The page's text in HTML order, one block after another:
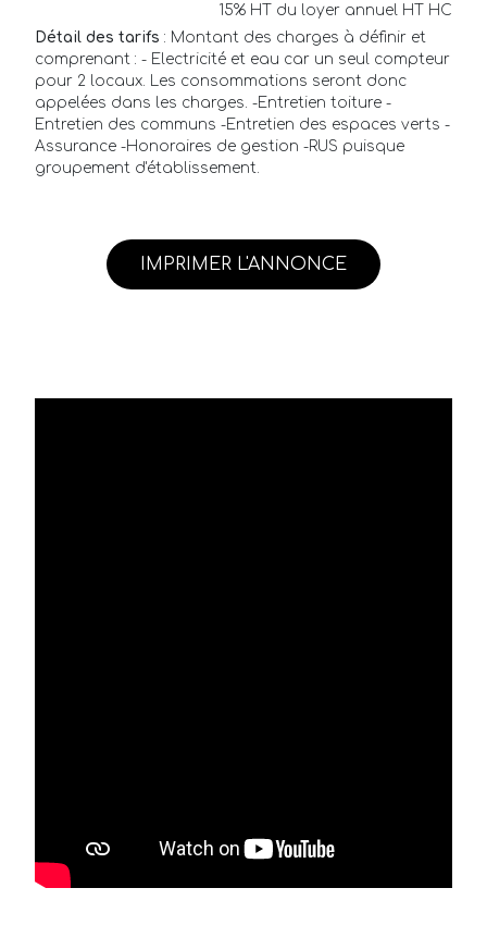
15% HT du loyer annuel HT HC
Détail des tarifs : Montant des charges à définir et
comprenant : - Electricité et eau car un seul compteur
pour 2 locaux. Les consommations seront donc
appelées dans les charges. -Entretien toiture -
Entretien des communs -Entretien des espaces verts -
Assurance -Honoraires de gestion -RUS puisque
groupement d'établissement.
IMPRIMER L'ANNONCE